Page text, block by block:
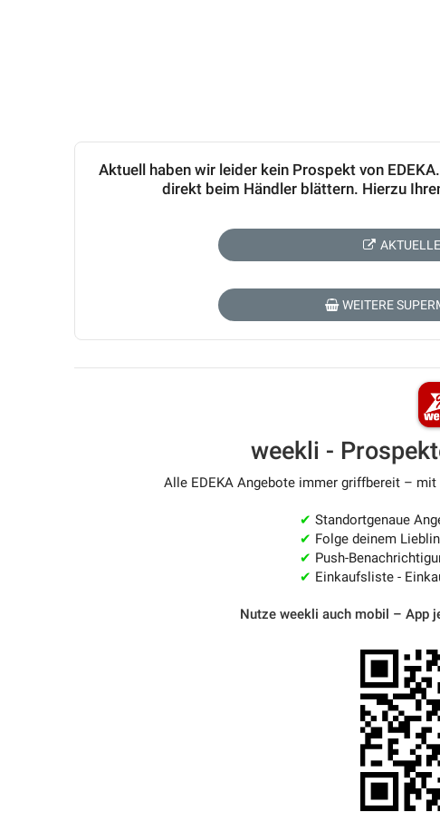
Aktuell haben wir leider kein Prospekt von
direkt beim Händler blättern. Hierzu
WEITERE
weekli -
Alle EDEKA Angebote immer griffbereit –
✔ Standortgenaue
✔ Folge deinem
✔ Push-
✔ Einkaufsliste -
Nutze weekli auch mobil – App